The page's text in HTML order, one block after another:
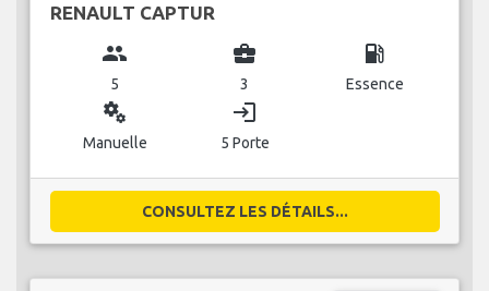
RENAULT CAPTUR
group
5
business_center
3
local_gas_station
Essence
miscellaneous_services
Manuelle
login
5 Porte
CONSULTEZ LES DÉTAILS...